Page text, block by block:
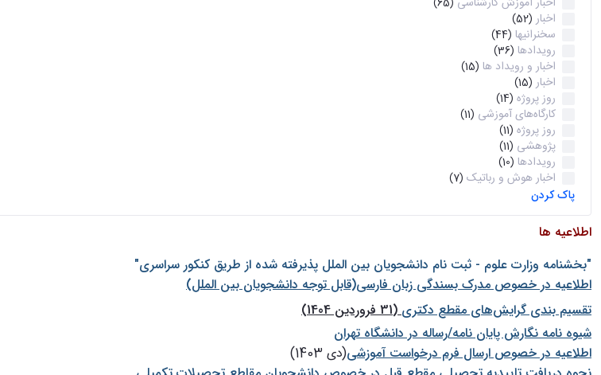
(65)
اخبار (52)
سخنرانیها (44)
رویدادها (36)
اخبار و رویداد ها (15)
اخبار (15)
روز پروژه (14)
کارگاه‌های آموزشی (11)
روز پروژه (11)
پژوهشی (11)
رویدادها (10)
اخبار هوش و رباتیک (7)
پاک کردن
اطلاعیه ها
"بخشنامه وزارت علوم - ثبت نام دانشجويان بين الملل پذيرفته شده از طريق كنكور سراسری"
اطلاعیه در خصوص مدرک بسندگی زبان فارسی(قابل توجه دانشجویان بین الملل)
تقسیم بندی گرایش‌های مقطع دکتری(31 فروردین 1404)
شيوه نامه نگارش پايان نامه/رساله در دانشگاه تهران
اطلاعیه در خصوص ارسال فرم درخواست آموزشی(دی 1403)